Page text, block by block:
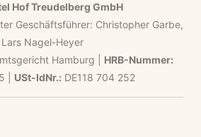
Hof Treudelberg GmbH
Geschäftsführer: Christopher Garbe,
Lars Nagel-Heyer
Hamburg | HRB-Nummer:
| USt-IdNr.: DE118 704 252